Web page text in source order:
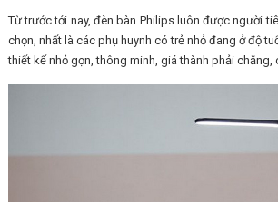
Từ trước tới nay, đèn bàn Philips luôn được người
chọn, nhất là các phụ huynh có trẻ nhỏ đang ở độ
thiết kế nhỏ gọn, thông minh, giá thành phải chăng,